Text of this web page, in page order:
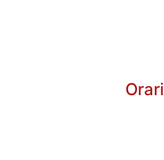
Orari